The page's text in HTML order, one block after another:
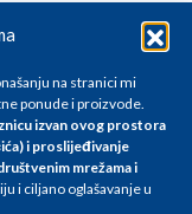
na stranici mi
ponude i proizvode.
izvan ovog prostora
i proslijeđivanje
mrežama i
i ciljano oglašavanje u
nam se na
i podložne su
i uključuju PDV. Sve